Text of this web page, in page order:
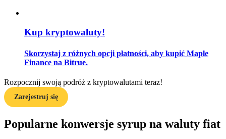
Zarabiać
Kup kryptowaluty!
Skorzystaj z różnych opcji płatności, aby kupić Maple
Finance na Bitrue.
Rozpocznij swoją podróż z kryptowalutami teraz!
Zarejestruj się
Popularne konwersje syrup na waluty fiat